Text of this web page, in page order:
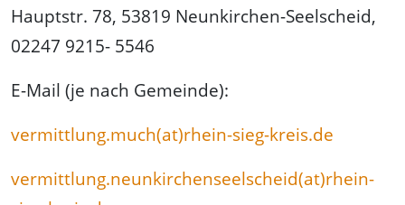
Hauptstr. 78, 53819 Neunkirchen-Seelscheid,
02247 9215- 5546
E-Mail (je nach Gemeinde):
vermittlung.much(at)rhein-sieg-kreis.de
vermittlung.neunkirchenseelscheid(at)rhein-